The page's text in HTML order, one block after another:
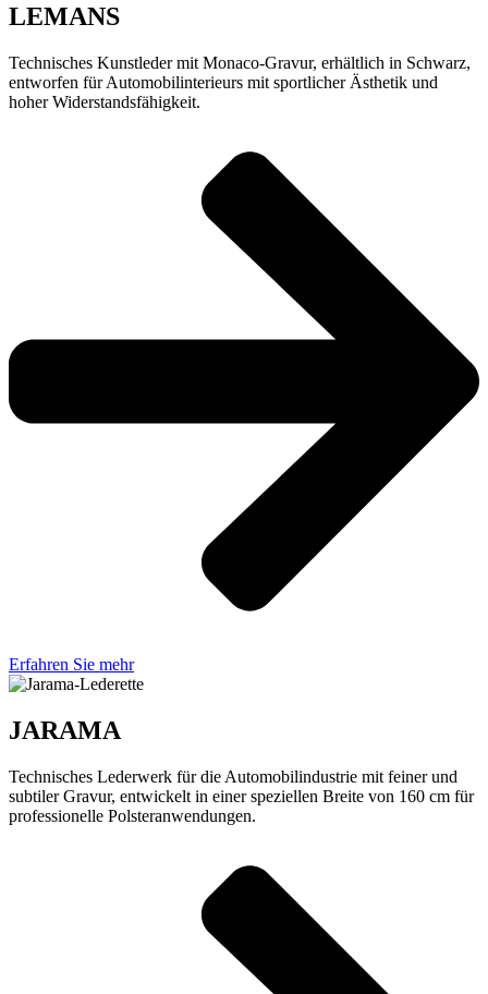
LEMANS
Technisches Kunstleder mit Monaco-Gravur, erhältlich in Schwarz,
entworfen für Automobilinterieurs mit sportlicher Ästhetik und
hoher Widerstandsfähigkeit.
Erfahren Sie mehr
JARAMA
Technisches Lederwerk für die Automobilindustrie mit feiner und
subtiler Gravur, entwickelt in einer speziellen Breite von 160 cm für
professionelle Polsteranwendungen.